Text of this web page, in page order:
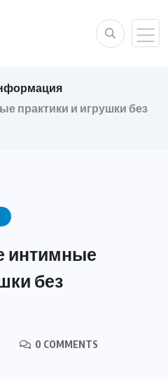
практики и игрушки без
интимные
без
0 COMMENTS